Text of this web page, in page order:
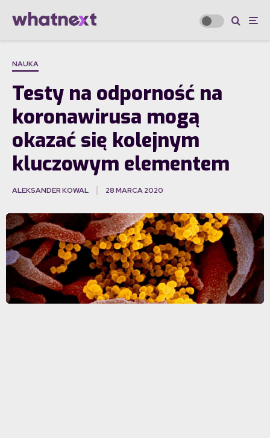
NAUKA
Testy na odporność na
koronawirusa mogą
okazać się kolejnym
kluczowym elementem
ALEKSANDER KOWAL 28 MARCA 2020